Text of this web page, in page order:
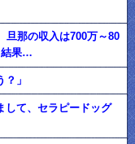
旦那の収入は700万～80
結果…
」
して、セラピードッグ